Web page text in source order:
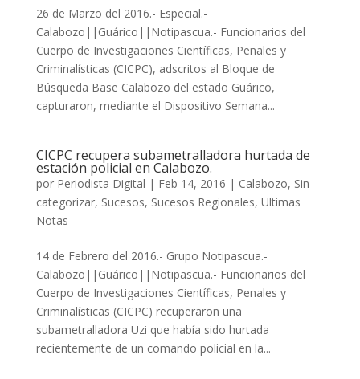
26 de Marzo del 2016.- Especial.-
Calabozo||Guárico||Notipascua.- Funcionarios del
Cuerpo de Investigaciones Científicas, Penales y
Criminalísticas (CICPC), adscritos al Bloque de
Búsqueda Base Calabozo del estado Guárico,
capturaron, mediante el Dispositivo Semana...
CICPC recupera subametralladora hurtada de
estación policial en Calabozo.
por Periodista Digital | Feb 14, 2016 | Calabozo, Sin
categorizar, Sucesos, Sucesos Regionales, Ultimas
Notas
14 de Febrero del 2016.- Grupo Notipascua.-
Calabozo||Guárico||Notipascua.- Funcionarios del
Cuerpo de Investigaciones Científicas, Penales y
Criminalísticas (CICPC) recuperaron una
subametralladora Uzi que había sido hurtada
recientemente de un comando policial en la...